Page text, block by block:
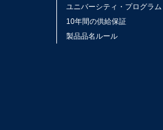
ユニバーシティ・プログラム
10年間の供給保証
製品品名ルール